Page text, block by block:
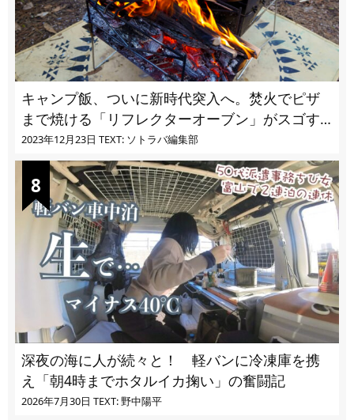
キャンプ飯、ついに新時代突入へ。焚火でピザ
まで焼ける「リフレクターオーブン」がスゴす
ぎる
2023年12月23日 TEXT: ソトラバ編集部
深夜の海に人が続々と！ 軽バンに冷凍庫を携
え「朝4時までホタルイカ掬い」の奮闘記
2026年7月30日 TEXT: 野中陽平